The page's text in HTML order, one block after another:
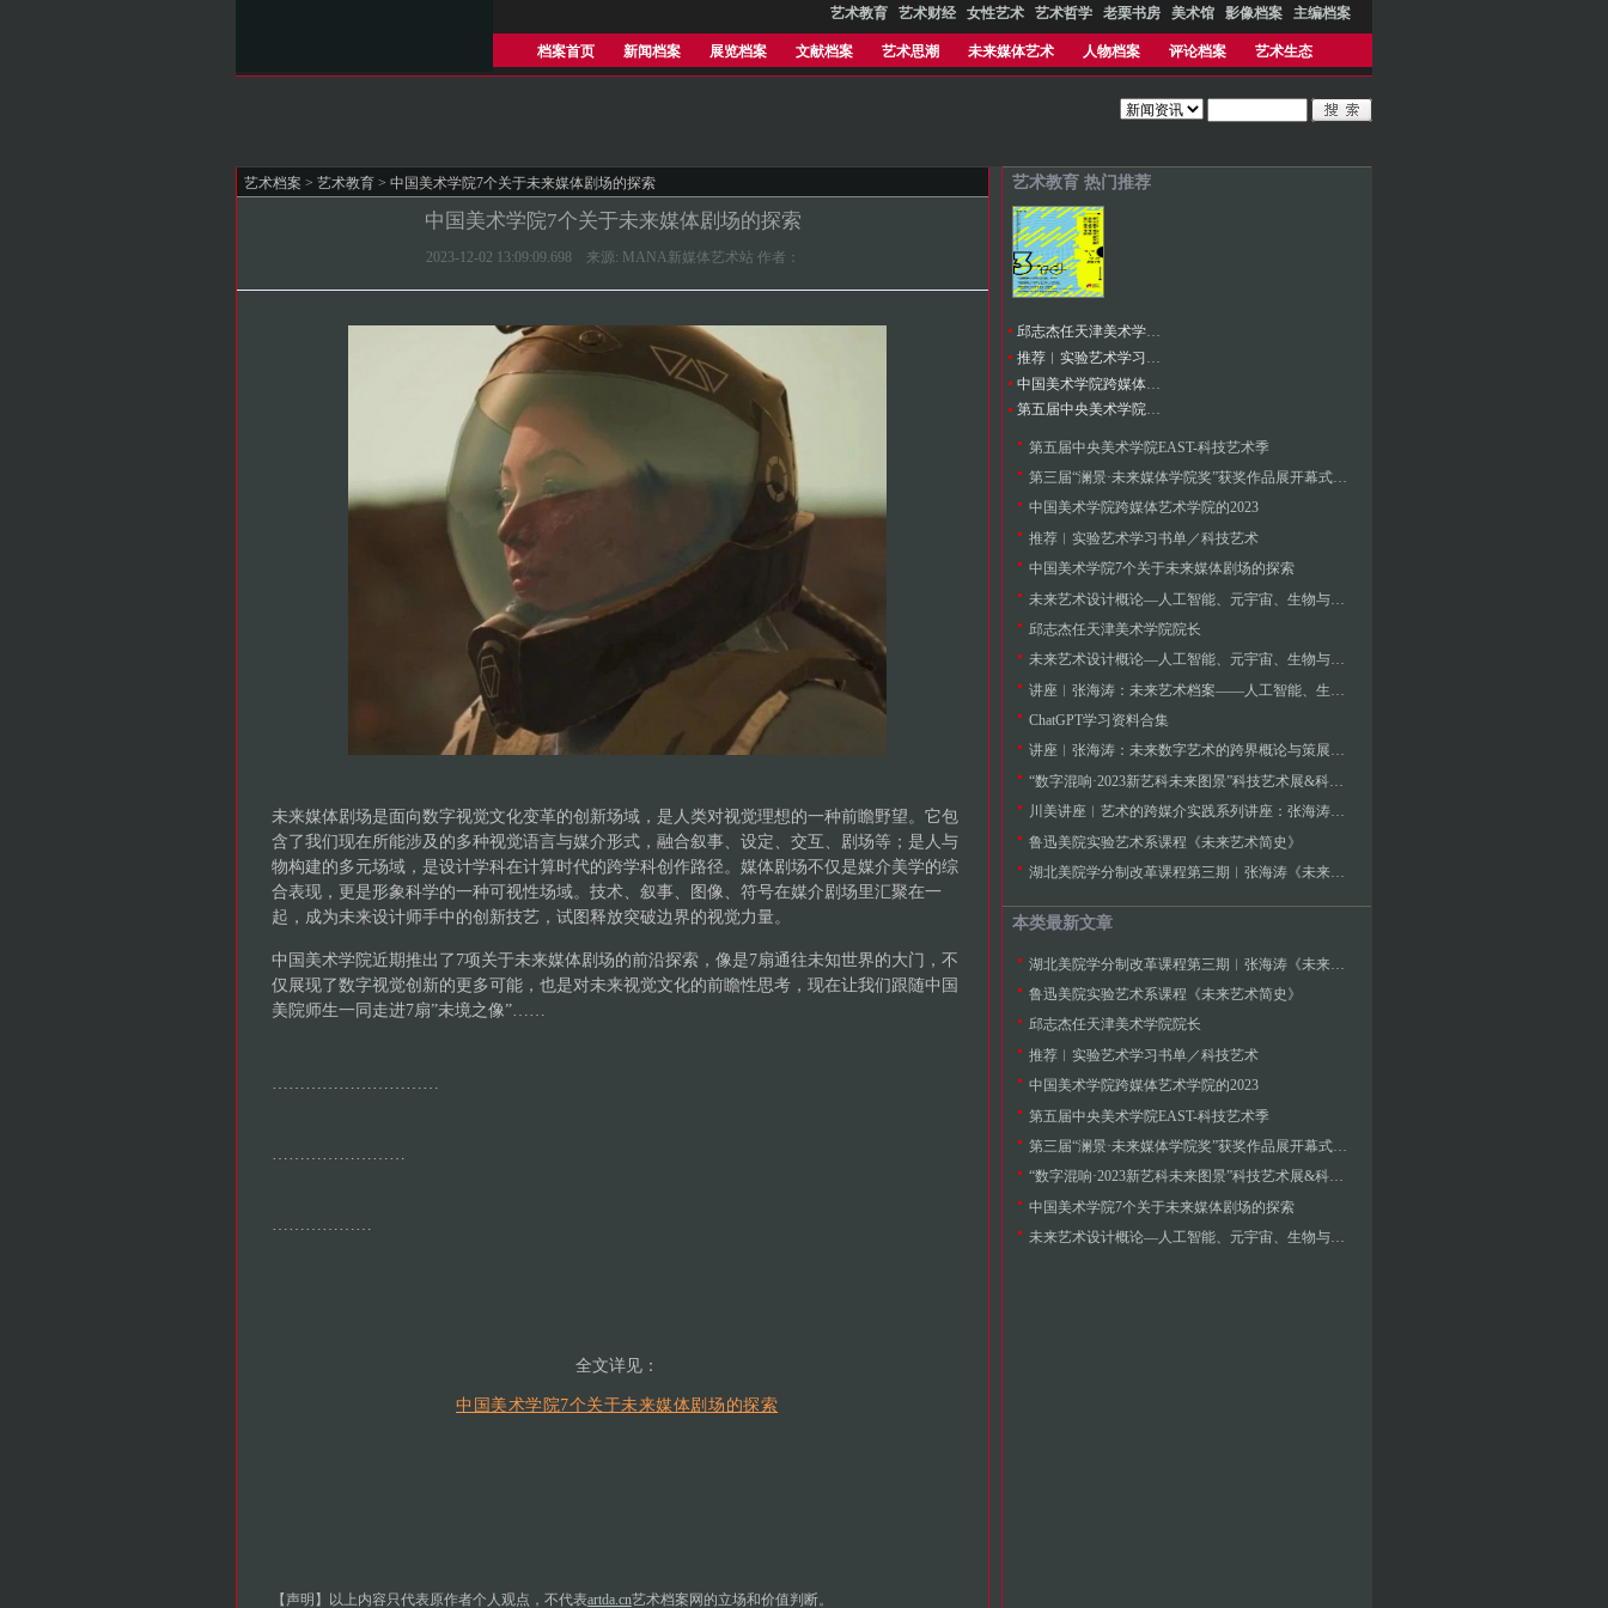
艺术教育 艺术财经 女性艺术 艺术哲学 老栗书房 美术馆 影像档案 主编档案
档案首页 新闻档案 展览档案 文献档案 艺术思潮 未来媒体艺术 人物档案 评论档案 艺术生态
艺术档案 > 艺术教育 > 中国美术学院7个关于未来媒体剧场的探索
中国美术学院7个关于未来媒体剧场的探索
2023-12-02 13:09:09.698 来源: MANA新媒体艺术站 作者：
未来媒体剧场是面向数字视觉文化变革的创新场域，是人类对视觉理想的一种前瞻野望。它包
含了我们现在所能涉及的多种视觉语言与媒介形式，融合叙事、设定、交互、剧场等；是人与
物构建的多元场域，是设计学科在计算时代的跨学科创作路径。媒体剧场不仅是媒介美学的综
合表现，更是形象科学的一种可视性场域。技术、叙事、图像、符号在媒介剧场里汇聚在一
起，成为未来设计师手中的创新技艺，试图释放突破边界的视觉力量。
中国美术学院近期推出了7项关于未来媒体剧场的前沿探索，像是7扇通往未知世界的大门，不
仅展现了数字视觉创新的更多可能，也是对未来视觉文化的前瞻性思考，现在让我们跟随中国
美院师生一同走进7扇”未境之像”……
…………………………
……………………
全文详见：
中国美术学院7个关于未来媒体剧场的探索
【声明】以上内容只代表原作者个人观点，不代表artda.cn艺术档案网的立场和价值判断。
艺术教育 热门推荐
邱志杰任天津美术学院院长
第五届中央美术学院EAST-科技艺术季
第五届中央美术学院EAST-科技艺术季
第三届“澜景·未来媒体学院奖”获奖作品展开幕式暨颁奖典礼
中国美术学院跨媒体艺术学院的2023
推荐︱实验艺术学习书单／科技艺术
中国美术学院7个关于未来媒体剧场的探索
未来艺术设计概论—人工智能、元宇宙、生物与太空艺术（二）
邱志杰任天津美术学院院长
未来艺术设计概论—人工智能、元宇宙、生物与太空艺术（一）
ChatGPT学习资料合集
讲座︱张海涛：未来数字艺术的跨界概论与策展实践范式
“数字混响·2023新艺科未来图景”科技艺术展&科技艺术教育论坛
川美讲座︱艺术的跨媒介实践系列讲座：张海涛／未来艺术学与未来世生存档案
鲁迅美院实验艺术系课程《未来艺术简史》
湖北美院学分制改革课程第三期︱张海涛《未来科技艺术设计与实践》
本类最新文章
湖北美院学分制改革课程第三期︱张海涛《未来科技艺术设计与实践》
鲁迅美院实验艺术系课程《未来艺术简史》
邱志杰任天津美术学院院长
推荐︱实验艺术学习书单／科技艺术
中国美术学院跨媒体艺术学院的2023
第五届中央美术学院EAST-科技艺术季
第三届“澜景·未来媒体学院奖”获奖作品展开幕式暨颁奖典礼
“数字混响·2023新艺科未来图景”科技艺术展&科技艺术教育论坛
中国美术学院7个关于未来媒体剧场的探索
未来艺术设计概论—人工智能、元宇宙、生物与太空艺术（二）